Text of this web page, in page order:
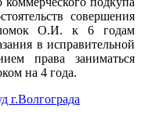
совершения
О.И. к 6 годам
в исправительной
права заниматься
на 4 года.
г.Волгограда